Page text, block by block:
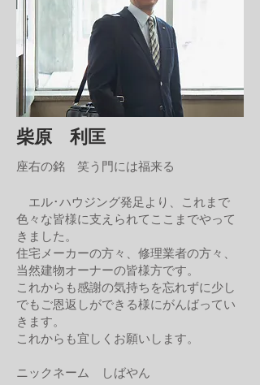
柴原 利匡
座右の銘 笑う門には福来る
エル･ハウジング発足より、これまで
色々な皆様に支えられてここまでやって
きました。
住宅メーカーの方々、修理業者の方々、
当然建物オーナーの皆様方です。
これからも感謝の気持ちを忘れずに少し
でもご恩返しができる様にがんばってい
きます。
これからも宜しくお願いします。
​ニックネーム しばやん